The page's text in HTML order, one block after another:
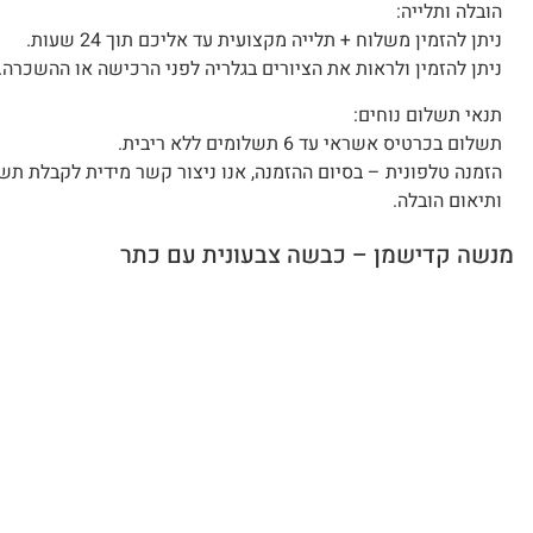
הובלה ותלייה:
ניתן להזמין משלוח + תלייה מקצועית עד אליכם תוך 24 שעות.
ניתן להזמין ולראות את הציורים בגלריה לפני הרכישה או
תנאי תשלום נוחים:
תשלום בכרטיס אשראי עד 6 תשלומים ללא ריבית.
הזמנה טלפונית – בסיום ההזמנה, אנו ניצור קשר מידית לקבלת
ותיאום הובלה.
מנשה קדישמן – כבשה צבעונית עם כתר